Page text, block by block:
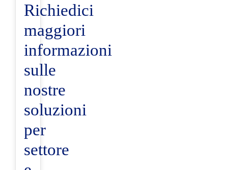
Richiedici
maggiori
informazioni
sulle
nostre
soluzioni
per
settore